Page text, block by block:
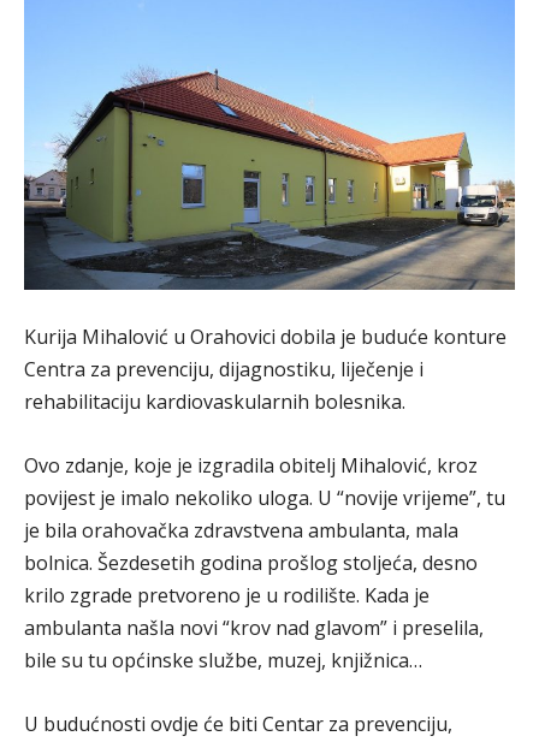
Kurija Mihalović u Orahovici dobila je buduće konture
Centra za prevenciju, dijagnostiku, liječenje i
rehabilitaciju kardiovaskularnih bolesnika.
Ovo zdanje, koje je izgradila obitelj Mihalović, kroz
povijest je imalo nekoliko uloga. U “novije vrijeme”, tu
je bila orahovačka zdravstvena ambulanta, mala
bolnica. Šezdesetih godina prošlog stoljeća, desno
krilo zgrade pretvoreno je u rodilište. Kada je
ambulanta našla novi “krov nad glavom” i preselila,
bile su tu općinske službe, muzej, knjižnica…
U budućnosti ovdje će biti Centar za prevenciju,